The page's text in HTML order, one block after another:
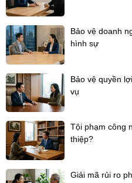
Bảo vệ doanh
hình sự
Bảo vệ quyền
vụ
Tội phạm công
thiệp?
Giải mã rủi ro